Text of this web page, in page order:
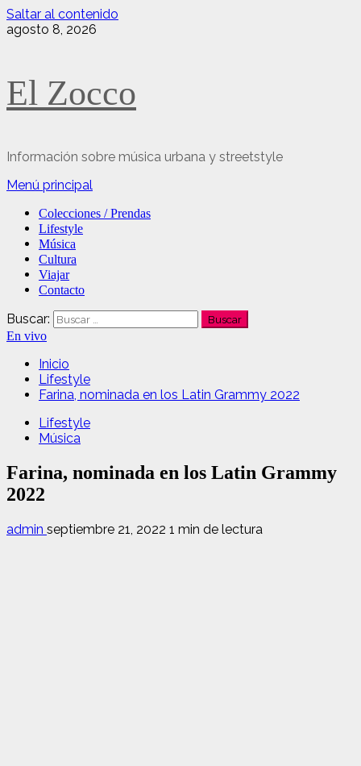
Saltar al contenido
agosto 8, 2026
El Zocco
Información sobre música urbana y streetstyle
Menú principal
Colecciones / Prendas
Lifestyle
Música
Cultura
Viajar
Contacto
Buscar:
En vivo
Inicio
Lifestyle
Farina, nominada en los Latin Grammy 2022
Lifestyle
Música
Farina, nominada en los Latin Grammy
2022
admin septiembre 21, 2022 1 min de lectura